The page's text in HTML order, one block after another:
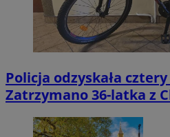
Policja odzyskała
Zatrzymano 36-latka z